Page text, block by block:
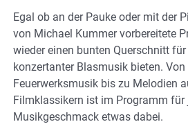
Egal ob an der Pauke oder mit der
von Michael Kummer vorbereitete
wieder einen bunten Querschnitt
konzertanter Blasmusik bieten. Von
Feuerwerksmusik bis zu Melodien
Filmklassikern ist im Programm für
Musikgeschmack etwas dabei.